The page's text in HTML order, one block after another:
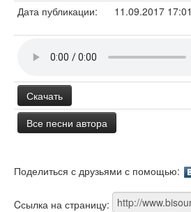
Дата публикации:
11.09.2017 17:01
Скачать
Все песни автора
Поделиться с друзьями с помощью:
Cсылка на страницу: